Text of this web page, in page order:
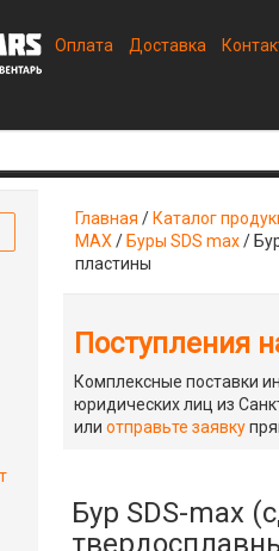
Оплата Доставка
Главная / Каталог
MAX / Буры SDS max/
пластины
Поступления
Комплексные поставки
юридических лиц из
илиотправьте заявку
Бур SDS-max